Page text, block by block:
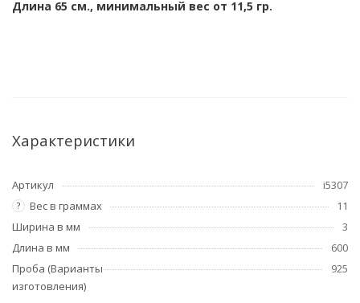
Длина 65 см., минимальный вес от 11,5 гр.
Характеристики
Артикул i5307
? Вес в граммах
11
Ширина в мм
3
Длина в мм
600
Проба (Варианты
изготовления)
925